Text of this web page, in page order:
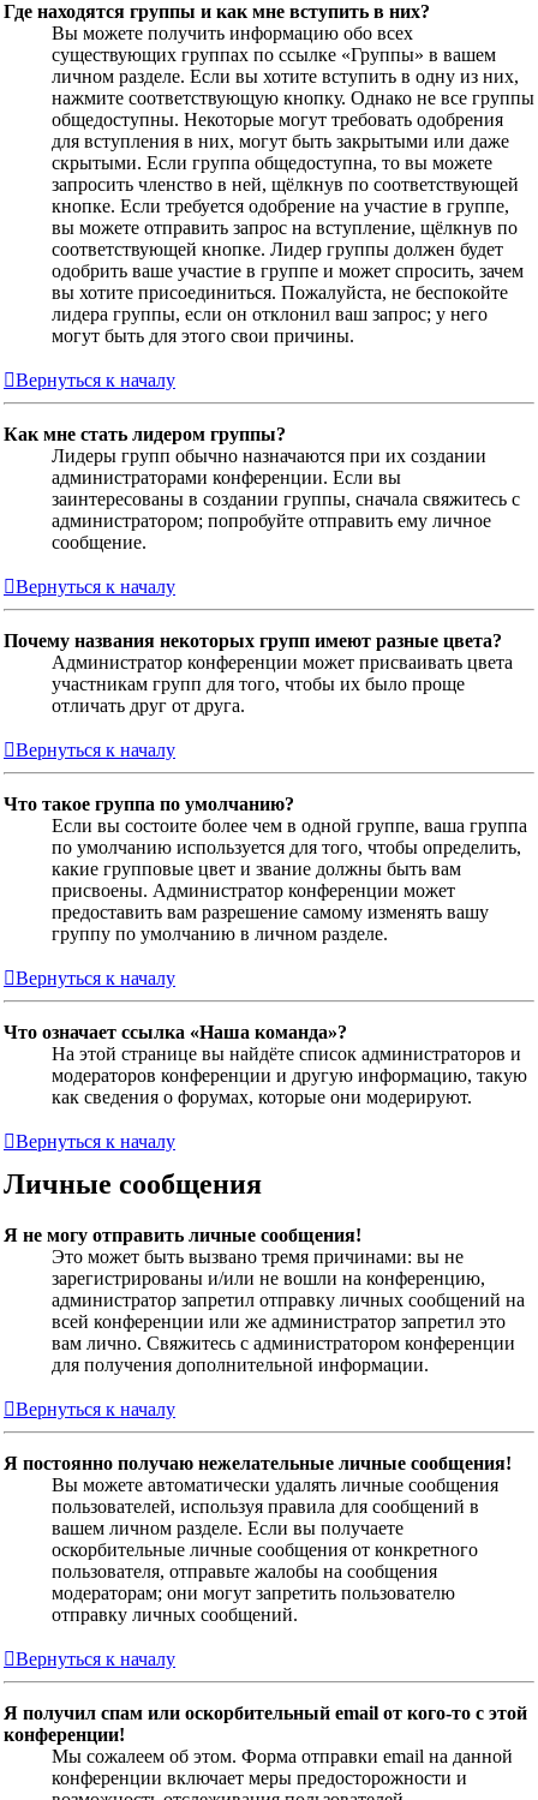
Где находятся группы и как мне вступить в них?
Вы можете получить информацию обо всех
существующих группах по ссылке «Группы» в вашем
личном разделе. Если вы хотите вступить в одну из них,
нажмите соответствующую кнопку. Однако не все группы
общедоступны. Некоторые могут требовать одобрения
для вступления в них, могут быть закрытыми или даже
скрытыми. Если группа общедоступна, то вы можете
запросить членство в ней, щёлкнув по соответствующей
кнопке. Если требуется одобрение на участие в группе,
вы можете отправить запрос на вступление, щёлкнув по
соответствующей кнопке. Лидер группы должен будет
одобрить ваше участие в группе и может спросить, зачем
вы хотите присоединиться. Пожалуйста, не беспокойте
лидера группы, если он отклонил ваш запрос; у него
могут быть для этого свои причины.
Вернуться к началу
Как мне стать лидером группы?
Лидеры групп обычно назначаются при их создании
администраторами конференции. Если вы
заинтересованы в создании группы, сначала свяжитесь с
администратором; попробуйте отправить ему личное
сообщение.
Вернуться к началу
Почему названия некоторых групп имеют разные цвета?
Администратор конференции может присваивать цвета
участникам групп для того, чтобы их было проще
отличать друг от друга.
Вернуться к началу
Что такое группа по умолчанию?
Если вы состоите более чем в одной группе, ваша группа
по умолчанию используется для того, чтобы определить,
какие групповые цвет и звание должны быть вам
присвоены. Администратор конференции может
предоставить вам разрешение самому изменять вашу
группу по умолчанию в личном разделе.
Вернуться к началу
Что означает ссылка «Наша команда»?
На этой странице вы найдёте список администраторов и
модераторов конференции и другую информацию, такую
как сведения о форумах, которые они модерируют.
Вернуться к началу
Личные сообщения
Я не могу отправить личные сообщения!
Это может быть вызвано тремя причинами: вы не
зарегистрированы и/или не вошли на конференцию,
администратор запретил отправку личных сообщений на
всей конференции или же администратор запретил это
вам лично. Свяжитесь с администратором конференции
для получения дополнительной информации.
Вернуться к началу
Я постоянно получаю нежелательные личные сообщения!
Вы можете автоматически удалять личные сообщения
пользователей, используя правила для сообщений в
вашем личном разделе. Если вы получаете
оскорбительные личные сообщения от конкретного
пользователя, отправьте жалобы на сообщения
модераторам; они могут запретить пользователю
отправку личных сообщений.
Вернуться к началу
Я получил спам или оскорбительный email от кого-то с этой
конференции!
Мы сожалеем об этом. Форма отправки email на данной
конференции включает меры предосторожности и